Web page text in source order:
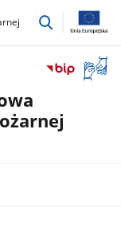
przejdź
okno